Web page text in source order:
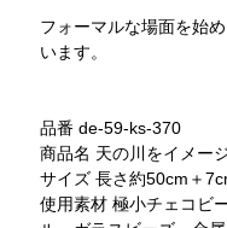
フォーマルな場面を始
います。
品番 de-59-ks-370
商品名 天の川をイメー
サイズ 長さ約50cm＋
使用素材 極小チェコ